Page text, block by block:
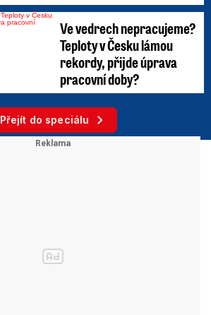
Ve vedrech nepracujeme?
Teploty v Česku lámou
rekordy, přijde úprava
pracovní doby?
Přejít do speciálu